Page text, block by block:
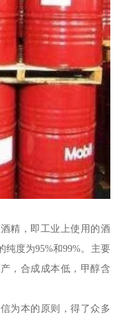
精，即工业上使用的酒
度为95%和99%。主要
，合成成本低，甲醇含
为本的原则，得了众多